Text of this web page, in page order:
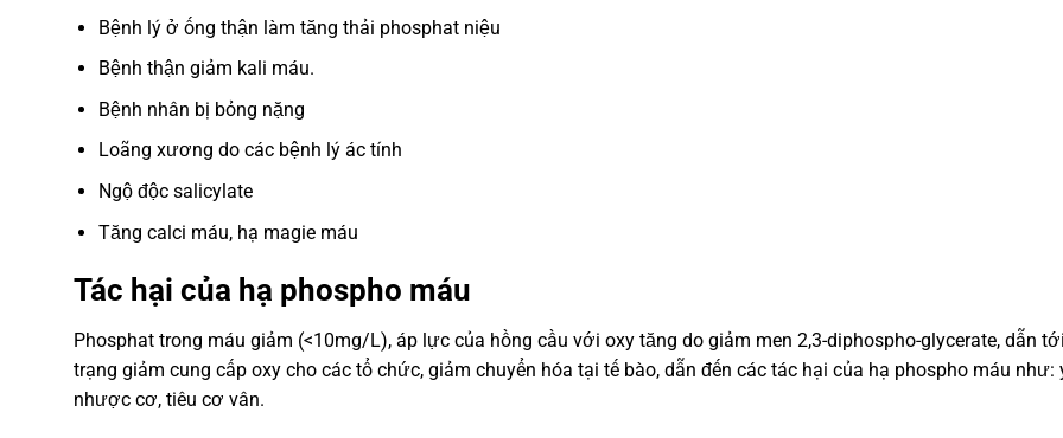
Bệnh lý ở ống thận làm tăng thải phosphat niệu
Bệnh thận giảm kali máu.
Bệnh nhân bị bỏng nặng
Loãng xương do các bệnh lý ác tính
Ngộ độc salicylate
Tăng calci máu, hạ magie máu
Tác hại của hạ phospho máu
Phosphat trong máu giảm (<10mg/L), áp lực của hồng cầu với oxy tăng do giảm men 2,3-diphospho-glycerate, dẫn
trạng giảm cung cấp oxy cho các tổ chức, giảm chuyển hóa tại tế bào, dẫn đến các tác hại của hạ phospho máu như:
nhược cơ, tiêu cơ vân.